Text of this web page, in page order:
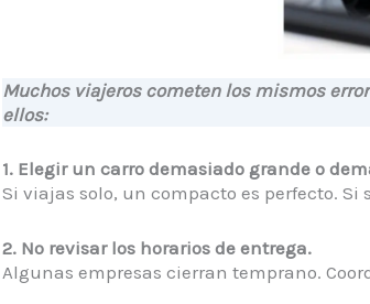
Muchos viajeros cometen los mismos
ellos:
1. Elegir un carro demasiado grande o
Si viajas solo, un compacto es perfecto. Si
2. No revisar los horarios de entrega.
Algunas empresas cierran temprano.